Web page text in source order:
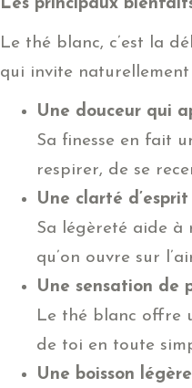
Les principaux
Le thé blanc, c’est la
qui invite
Une douceur qui
Sa finesse en fait
respirer, de se
Une clarté d’esprit
Sa légèreté aide à
qu’on ouvre sur
Une sensation de
Le thé blanc offre
de toi en toute
Une boisson